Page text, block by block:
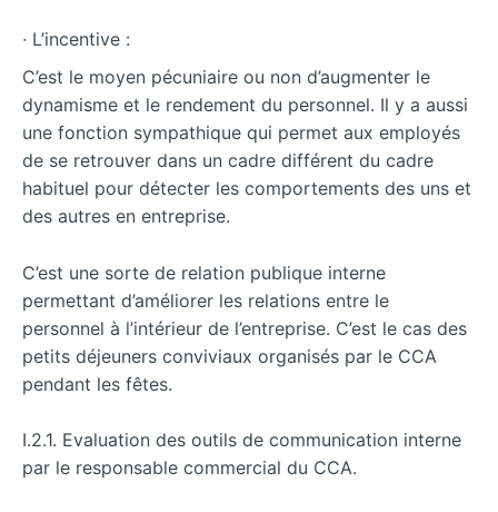
∙ L’incentive :
C’est le moyen pécuniaire ou non d’augmenter le
dynamisme et le rendement du personnel. Il y a aussi
une fonction sympathique qui permet aux employés
de se retrouver dans un cadre différent du cadre
habituel pour détecter les comportements des uns et
des autres en entreprise.
C’est une sorte de relation publique interne
permettant d’améliorer les relations entre le
personnel à l’intérieur de l’entreprise. C’est le cas des
petits déjeuners conviviaux organisés par le CCA
pendant les fêtes.
I.2.1. Evaluation des outils de communication interne
par le responsable commercial du CCA.